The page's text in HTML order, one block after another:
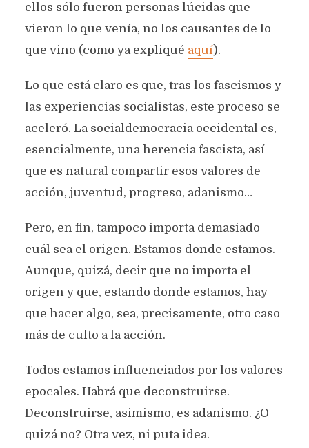
ellos sólo fueron personas lúcidas que
vieron lo que venía, no los causantes de lo
que vino (como ya expliqué aquí).
Lo que está claro es que, tras los fascismos y
las experiencias socialistas, este proceso se
aceleró. La socialdemocracia occidental es,
esencialmente, una herencia fascista, así
que es natural compartir esos valores de
acción, juventud, progreso, adanismo…
Pero, en fin, tampoco importa demasiado
cuál sea el origen. Estamos donde estamos.
Aunque, quizá, decir que no importa el
origen y que, estando donde estamos, hay
que hacer algo, sea, precisamente, otro caso
más de culto a la acción.
Todos estamos influenciados por los valores
epocales. Habrá que deconstruirse.
Deconstruirse, asimismo, es adanismo. ¿O
quizá no? Otra vez, ni puta idea.